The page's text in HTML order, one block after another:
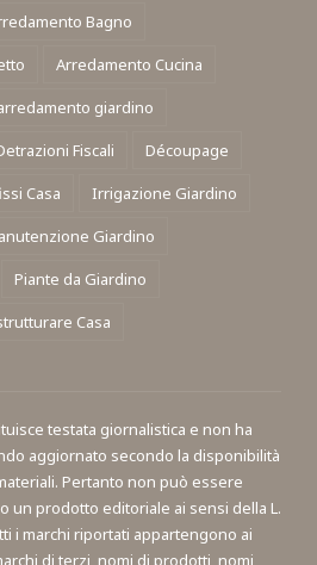
Bagno
Arredamento Cucina
giardino
Fiscali
Découpage
Casa
Irrigazione Giardino
Giardino
Piante da Giardino
Casa
testata giornalistica e non ha
aggiornato secondo la disponibilità
Pertanto non può essere
un prodotto editoriale ai sensi della L.
i marchi riportati appartengono ai
di terzi, nomi di prodotti, nomi